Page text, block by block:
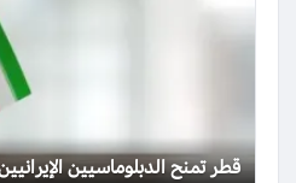
قطر تمنح الدبلوماسيين